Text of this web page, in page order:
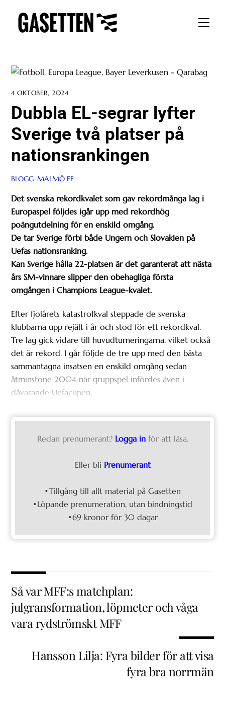
content
4 OKTOBER, 2024
Dubbla EL-segrar lyfter
Sverige två platser på
nationsrankingen
BLOGG MALMÖ FF
Det svenska rekordkvalet som gav rekordmånga lag i
Europaspel följdes igår upp med rekordhög
poängutdelning för en enskild omgång.
De tar Sverige förbi både Ungern och Slovakien på
Uefas nationsranking.
Kan Sverige hålla 22-platsen är det garanterat att nästa
års SM-vinnare slipper den obehagliga första
omgången i Champions League-kvalet.
Efter fjolårets katastrofkval steppade de svenska
klubbarna upp rejält i år och stod för ett rekordkval.
Tre lag gick vidare till huvudturneringarna, vilket också
det är rekord. I går följde de tre upp med den bästa
sammantagna insatsen en enskild omgång sedan
åtminstone 2004 när gruppspel infördes även i
dåvarande Uefacupen.
Redan prenumerant? Logga in för att läsa.
Eller bli Prenumerant
•Tillgång till allt material på Gasetten
•Löpande prenumeration, utan bindningstid
•69 kronor för 30 dagar
Så var MFF:s matchplan:
julgransformation, löpmeter och våga
vara rydströmskt MFF
Hansson Lilja: Fyra bilder för att visa
fyra bra norrmän